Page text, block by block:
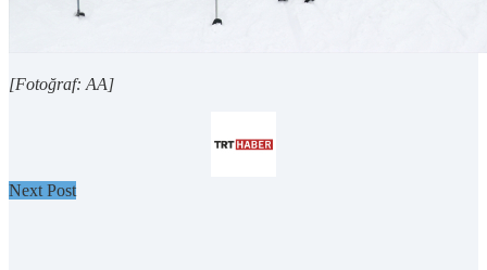
[Fotoğraf: AA]
Next Post